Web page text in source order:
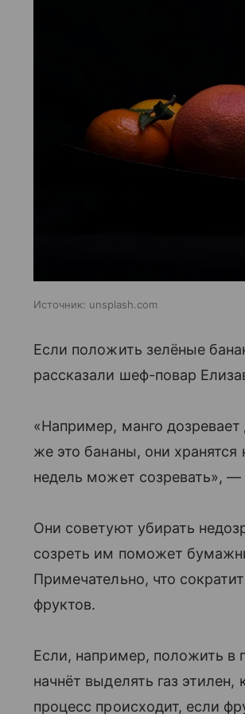
Источник: unsplash.com
Если положить зелёные
рассказали шеф-повар
«Например, манго
же это бананы, они
недель может созревать», —
Они советуют убирать
созреть им поможет
Примечательно, что
фруктов.
Если, например, положить в
начнёт выделять газ
процесс происходит, если